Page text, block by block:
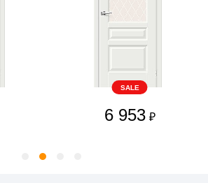
SALE
6 953 ₽